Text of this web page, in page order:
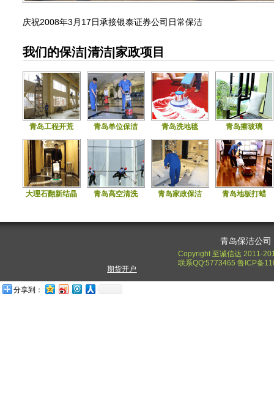
庆祝2008年3月17日承接银泰证券公司日常保洁
我们的保洁|清洁|家政项目
青岛工程开荒 青岛单位保洁 青岛洗地毯 青岛擦玻璃
大理石翻新结晶 青岛高空清洗 青岛家政保洁 青岛地板打蜡
青岛保洁公司
Copyright 至诚信达 2011-
联系QQ:5773465 鲁ICP备
期货开户
分享到：